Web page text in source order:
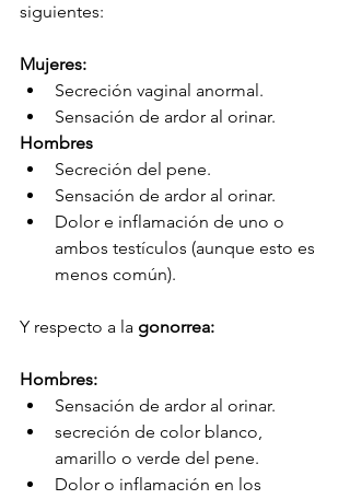
siguientes:
Mujeres:
Secreción vaginal anormal.
Sensación de ardor al orinar.
Hombres
Secreción del pene.
Sensación de ardor al orinar.
Dolor e inflamación de uno o
ambos testículos (aunque esto es
menos común).
Y respecto a la gonorrea:
Hombres:
Sensación de ardor al orinar.
secreción de color blanco,
amarillo o verde del pene.
Dolor o inflamación en los